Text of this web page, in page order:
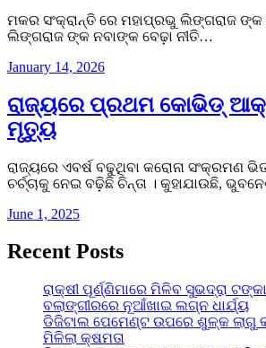
ମକର ସଂକ୍ରାନ୍ତି ରେ ମହାପ୍ରଭୁ ଲିଙ୍ଗରାଜ ଙ୍କ
ଲିଙ୍ଗରାଜ ଙ୍କ ନବାଙ୍କ ବେଢ଼ା ନୀତି…
January 14, 2026
ରାଜ୍ୟରେ ପ୍ରଥମ କୋଭିଡ୍
ମୃତ୍ୟୁ
ରାଜ୍ୟରେ ଏବର୍ଷ ବଢୁଥିବା କରୋନା ସଂକ୍ରମଣ
ଚର୍ଚ୍ଚାକୁ ନେଇ ବଢ଼ିଛି ଚିନ୍ତା । କୁହାଯାଉଛି,
June 1, 2025
Recent Posts
ରାକ୍ଷୀ ପୂର୍ଣ୍ଣିମାରେ ମିଳିବ ସୁଭଦ୍ରା ଟଙ୍କା
ବଲାଙ୍ଗୀରରେ ନୂଆଁଖାଇ ଲଗ୍ନ ଧାର୍ଯ୍ୟ
ଡିଜିଟାଲ ପେମେଣ୍ଟ ଉପରେ ଶୁଳ୍କ ଲାଗୁ
ମିଳିଲା କ୍ଷମତା